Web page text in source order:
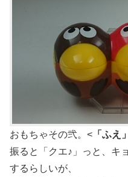
おもちゃその弐。< 「ふえ」
振ると「クエ♪」っと、キ
するらしいが、